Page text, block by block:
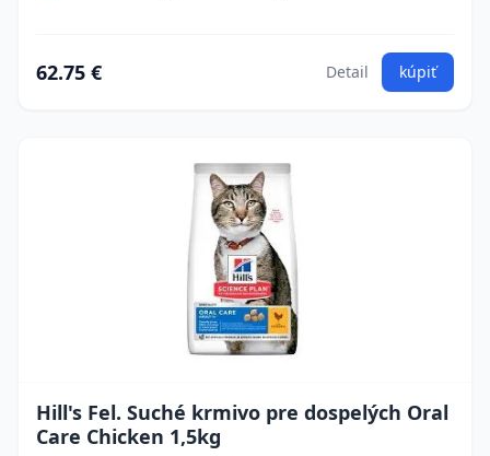
62.75 € Detail kúpiť
Hill's Fel. Suché krmivo pre dospelých Oral
Care Chicken 1,5kg